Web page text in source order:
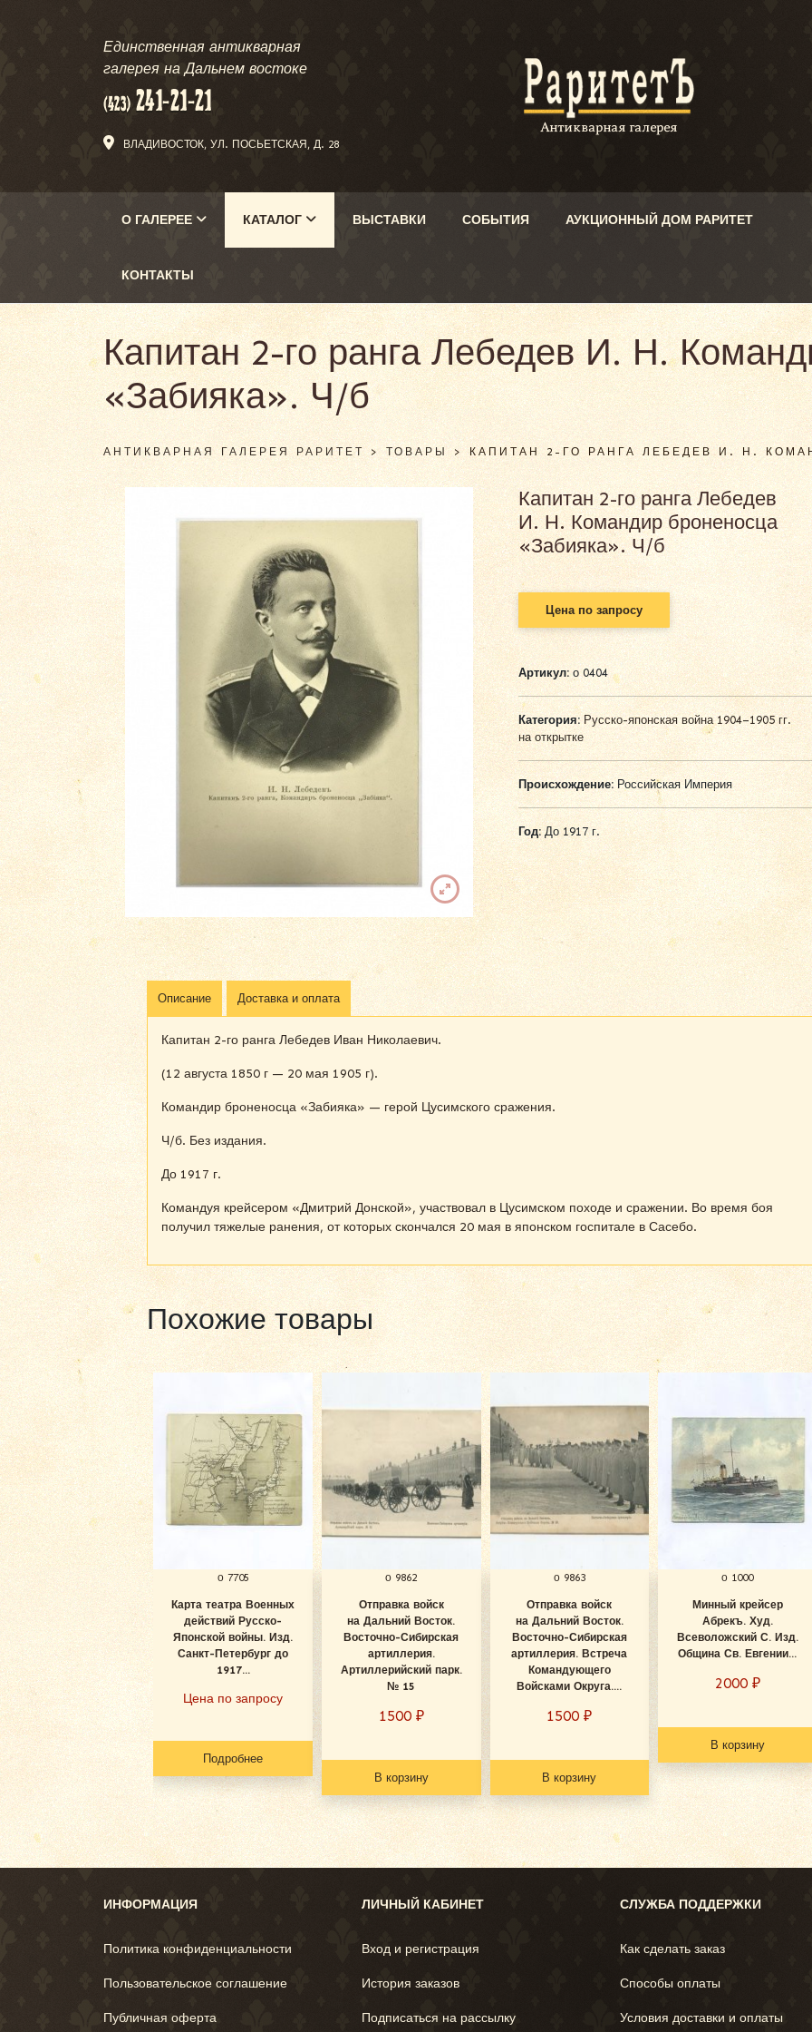
Единственная антикварная
галерея на Дальнем востоке
ВЛАДИВОСТОК, УЛ. ПОСЬЕТСКАЯ, Д. 28
О ГАЛЕРЕЕ КАТАЛОГ ВЫСТАВКИ СОБЫТИЯ АУКЦИОННЫЙ ДОМ РАРИТЕТ
КОНТАКТЫ
Капитан 2-го ранга Лебедев И. Н.
«Забияка». Ч/б
АНТИКВАРНАЯ ГАЛЕРЕЯ РАРИТЕТ>ТОВАРЫ > КАПИТАН 2-ГО РАНГА ЛЕБЕДЕВ И. Н.
Капитан 2-го ранга Лебедев
И. Н. Командир броненосца
«Забияка». Ч/б
Цена по запросу
Артикул: о 0404
Категория: Русско-японская война 1904–1905 гг.
на открытке
Происхождение:Российская Империя
Год:До 1917 г.
Описание Доставка и оплата
Капитан 2-го ранга Лебедев Иван Николаевич.
(12 августа 1850 г — 20 мая 1905 г).
Командир броненосца «Забияка» — герой Цусимского сражения.
Ч/б. Без издания.
До 1917 г.
Командуя крейсером «Дмитрий Донской», участвовал в Цусимском походе и сражении. Во время боя
получил тяжелые ранения, от которых скончался 20 мая в японском госпитале в Сасебо.
Похожие товары
о 7705
Карта театра Военных
действий Русско-
Японской войны. Изд.
Санкт-Петербург до
1917...
Цена по запросу
Подробнее
о 9862
Отправка войск
на Дальний Восток.
Восточно-Сибирская
артиллерия.
Артиллерийский парк.
№ 15
1500 ₽
В корзину
о 9863
Отправка войск
на Дальний Восток.
Восточно-Сибирская
артиллерия. Встреча
Командующего
Войсками Округа....
1500₽
В корзину
о 1000
Минный крейсер
Абрекъ. Худ.
Всеволожский С. Изд.
Община Св. Евгении...
2000 ₽
В корзину
ИНФОРМАЦИЯ
Политика конфиденциальности
Пользовательское соглашение
Публичная оферта
ЛИЧНЫЙ КАБИНЕТ
Вход и регистрация
История заказов
Подписаться на рассылку
СЛУЖБА ПОДДЕРЖКИ
Как сделать заказ
Способы оплаты
Условия доставки и оплаты